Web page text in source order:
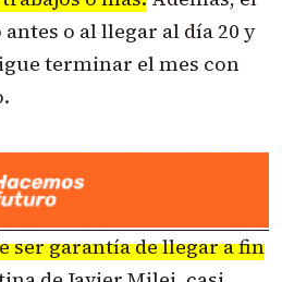
o al llegar al día 20 y
terminar el mes con
ser garantía de llegar a fin